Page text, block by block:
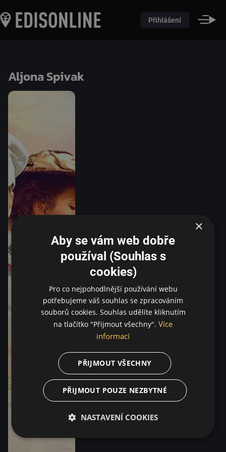
Přihlášení
Aljona Spivak
×
Aby se vám web dobře
používal (Souhlas s
cookies)
Pro co nejpohodlnější používání webu
potřebujeme váš souhlas se zpracováním
souborů cookies. Souhlas udělíte kliknutím
na tlačítko "Přijmout všechny". Více
informací
PŘIJMOUT VŠECHNY
PŘIJMOUT POUZE NEZBYTNÉ
NASTAVENÍ COOKIES